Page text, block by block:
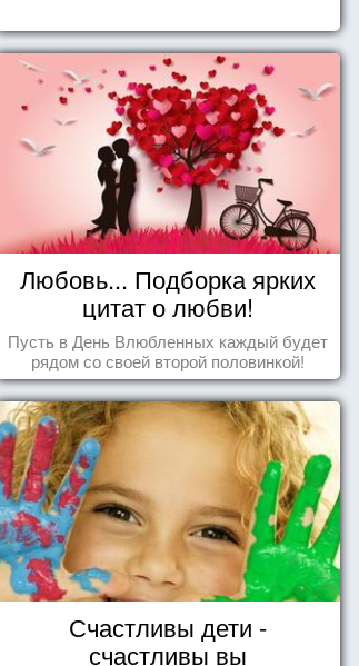
Любовь... Подборка ярких
цитат о любви!
Пусть в День Влюбленных каждый будет
рядом со своей второй половинкой!
Счастливы дети -
счастливы вы